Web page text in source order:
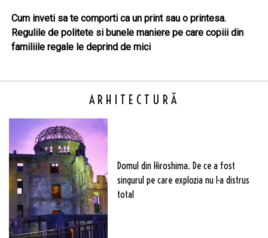
Cum inveti sa te comporti ca un print sau o printesa.
Regulile de politete si bunele maniere pe care copiii din
familiile regale le deprind de mici
ARHITECTURĂ
Domul din Hiroshima. De ce a fost
singurul pe care explozia nu l-a distrus
total